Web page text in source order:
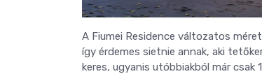
A Fiumei Residence változatos
így érdemes sietnie annak, aki
keres, ugyanis utóbbiakból már csak